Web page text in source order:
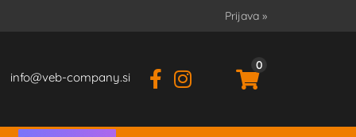
Prijava »
info veb-company.si
0